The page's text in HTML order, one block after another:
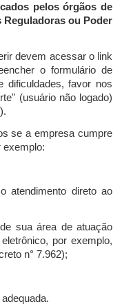
pelos órgãos de
Reguladoras ou Poder
devem acessar o link
o formulário de
dificuldades, favor nos
(usuário não logado)
se a empresa cumpre
exemplo:
direto ao
sua área de atuação
por exemplo,
n° 7.962);